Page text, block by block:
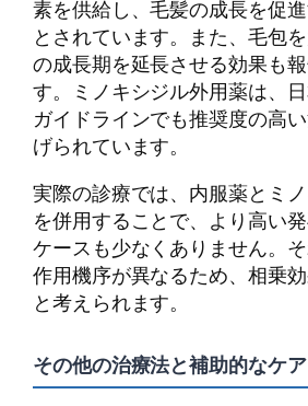
素を供給し、毛髪の成長を促
とされています。また、毛包
の成長期を延長させる効果も
す。ミノキシジル外用薬は、
ガイドラインでも推奨度の高
げられています。
実際の診療では、内服薬とミ
を併用することで、より高い
ケースも少なくありません。
作用機序が異なるため、相乗
と考えられます。
その他の治療法と補助的なケア